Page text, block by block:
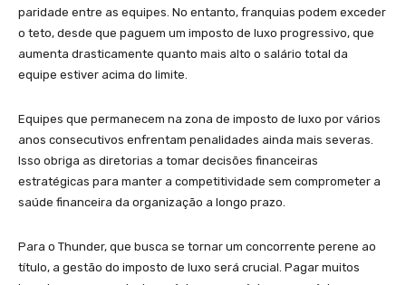
paridade entre as equipes. No entanto, franquias podem exceder
o teto, desde que paguem um imposto de luxo progressivo, que
aumenta drasticamente quanto mais alto o salário total da
equipe estiver acima do limite.
Equipes que permanecem na zona de imposto de luxo por vários
anos consecutivos enfrentam penalidades ainda mais severas.
Isso obriga as diretorias a tomar decisões financeiras
estratégicas para manter a competitividade sem comprometer a
saúde financeira da organização a longo prazo.
Para o Thunder, que busca se tornar um concorrente perene ao
título, a gestão do imposto de luxo será crucial. Pagar muitos